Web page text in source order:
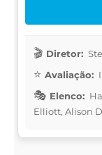
Diretor:
Avaliação:
Elenco:
Elliott, Alison